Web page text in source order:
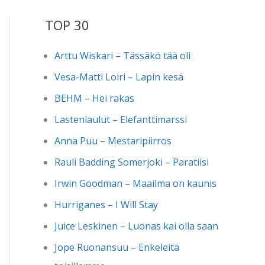
TOP 30
Arttu Wiskari – Tässäkö tää oli
Vesa-Matti Loiri – Lapin kesä
BEHM – Hei rakas
Lastenlaulut – Elefanttimarssi
Anna Puu – Mestaripiirros
Rauli Badding Somerjoki – Paratiisi
Irwin Goodman – Maailma on kaunis
Hurriganes – I Will Stay
Juice Leskinen – Luonas kai olla saan
Jope Ruonansuu – Enkeleitä